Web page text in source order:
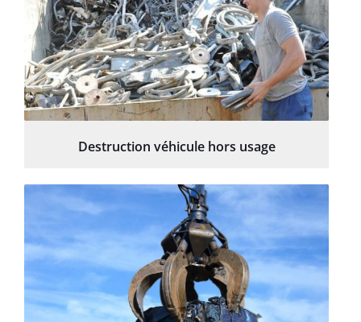
Destruction véhicule hors usage